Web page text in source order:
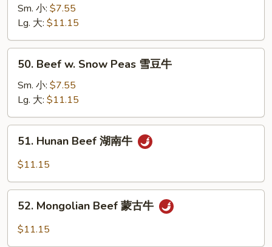
Mixed
Vegetables
什
Sm. 小: $7.55
Lg. 大: $11.15
50.
Beef
Snow
Peas
雪
50. Beef w. Snow Peas 雪豆牛
Sm. 小: $7.55
Lg. 大: $11.15
51.
Hunan
Beef
南
51. Hunan Beef 湖南牛
$11.15
52.
Mongolian
Beef
52. Mongolian Beef 蒙古牛
$11.15